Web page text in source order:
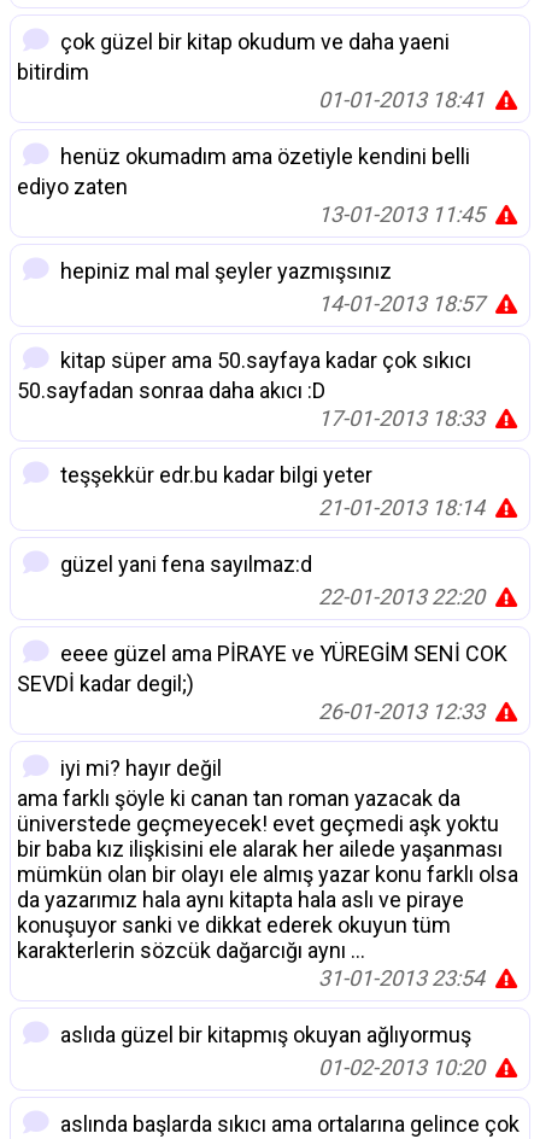
çok güzel bir kitap okudum ve daha yaeni
bitirdim
01-01-2013 18:41
henüz okumadım ama özetiyle kendini belli
ediyo zaten
13-01-2013 11:45
hepiniz mal mal şeyler yazmışsınız
14-01-2013 18:57
kitap süper ama 50.sayfaya kadar çok sıkıcı
50.sayfadan sonraa daha akıcı :D
17-01-2013 18:33
teşşekkür edr.bu kadar bilgi yeter
21-01-2013 18:14
güzel yani fena sayılmaz:d
22-01-2013 22:20
eeee güzel ama PİRAYE ve YÜREGİM SENİ COK
SEVDİ kadar degil;)
26-01-2013 12:33
iyi mi? hayır değil
ama farklı şöyle ki canan tan roman yazacak da
üniverstede geçmeyecek! evet geçmedi aşk yoktu
bir baba kız ilişkisini ele alarak her ailede yaşanması
mümkün olan bir olayı ele almış yazar konu farklı olsa
da yazarımız hala aynı kitapta hala aslı ve piraye
konuşuyor sanki ve dikkat ederek okuyun tüm
karakterlerin sözcük dağarcığı aynı ...
31-01-2013 23:54
aslıda güzel bir kitapmış okuyan ağlıyormuş
01-02-2013 10:20
aslında başlarda sıkıcı ama ortalarına gelince çok